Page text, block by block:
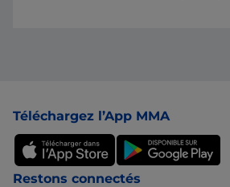
Téléchargez l’App MMA
Restons connectés